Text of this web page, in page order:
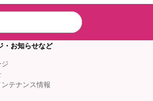
・お知らせなど
テナンス情報